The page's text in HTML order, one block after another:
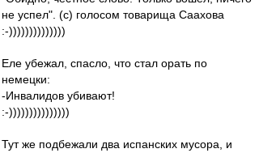
не успел". (с) голосом товарища Саахова
:-))))))))))))))
Еле убежал, спасло, что стал орать по
немецки:
-Инвалидов убивают!
:-)))))))))))))))
Тут же подбежали два испанских мусора, и